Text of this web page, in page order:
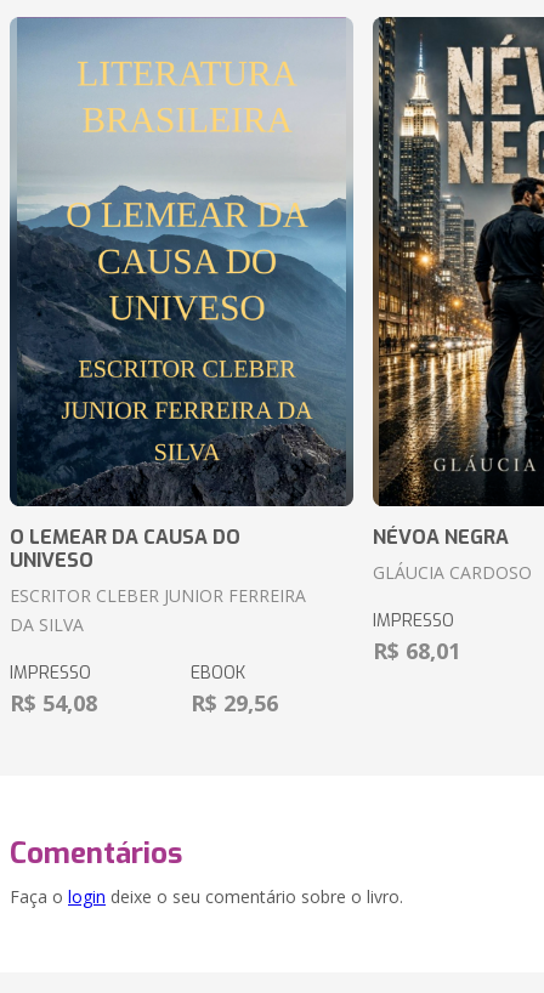
O LEMEAR DA CAUSA DO
UNIVESO
ESCRITOR CLEBER JUNIOR FERREIRA
DA SILVA
IMPRESSO
R$ 54,08
EBOOK
R$ 29,56
NÉVOA NEGRA
GLÁUCIA CARDOSO
IMPRESSO
R$ 68,01
Comentários
Faça o login deixe o seu comentário sobre o livro.